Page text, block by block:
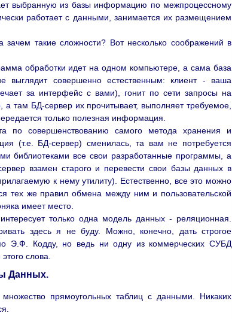
выбранную из базы информацию по межпроцессному
работает с данными, занимается их размещением
такие сложности? Вот несколько соображений в
обработки идет на одном компьютере, а сама база
выглядит совершенно естественным: клиент - ваша
за интерфейс с вами), гонит по сети запросы на
там БД-сервер их прочитывает, выполняет требуемое,
только полезная информация.
по совершенствованию самого метода хранения и
(т.е. БД-сервер) сменилась, та вам не потребуется
библиотеками все свои разработанные программы, а
взамен старого и перевести свои базы данных в
к нему утилиту). Естественно, все это можно
тех же правил обмена между ним и пользовательской
имеет место.
только одна модель данных - реляционная.
здесь я не буду. Можно, конечно, дать строгое
Э.Ф. Кодду, но ведь ни одну из коммерческих СУБД
слова.
Данных.
прямоугольных таблиц с данными. Никаких